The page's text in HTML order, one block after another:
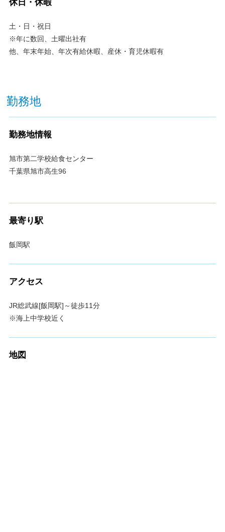
休日・休暇
土・日・祝日
※年に数回、土曜出社有
他、年末年始、年次有給休暇、産休・育児休暇有
勤務地
勤務地情報
旭市第二学校給食センター
千葉県旭市高生96
最寄り駅
飯岡駅
アクセス
JR総武線[飯岡駅]～徒歩11分
※海上中学校近く
地図